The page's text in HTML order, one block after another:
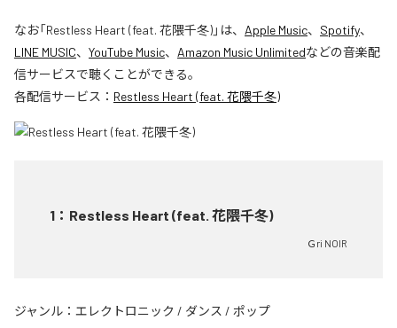
なお「Restless Heart (feat. 花隈千冬)」は、 Apple Music、 Spotify、
LINE MUSIC、 YouTube Music、 Amazon Music Unlimitedなどの音楽配
信サービスで聴くことができる。
各配信サービス： Restless Heart (feat. 花隈千冬)
1 ： Restless Heart (feat. 花隈千冬)
Ｇri NOIR
ジャンル： エレクトロニック / ダンス / ポップ